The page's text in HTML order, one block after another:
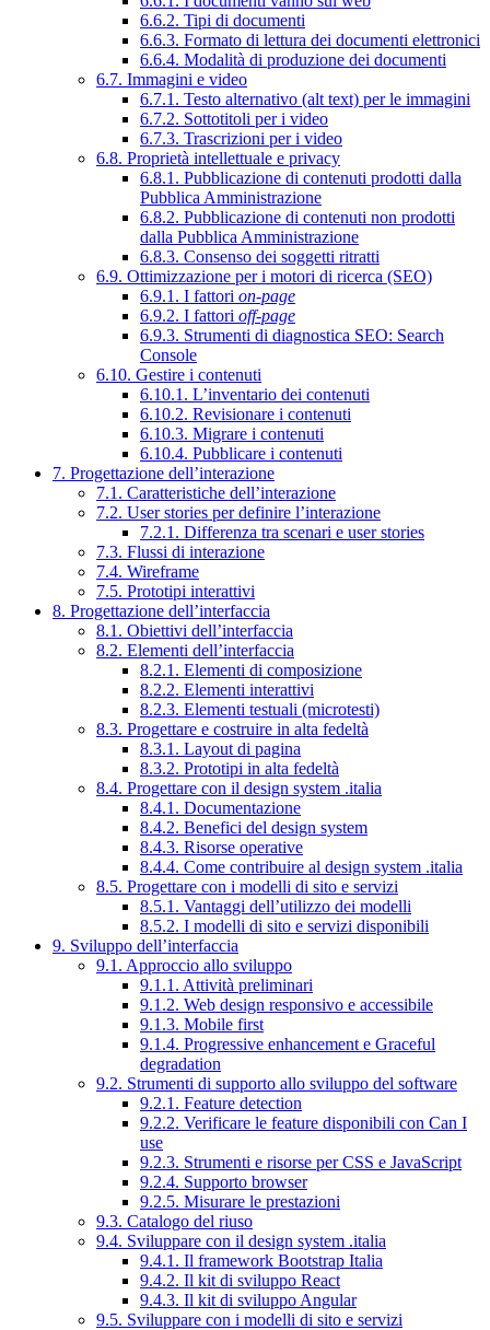
6.6.2. Tipi di documenti
6.6.3. Formato di lettura dei documenti elettronici
6.6.4. Modalità di produzione dei documenti
6.7. Immagini e video
6.7.1. Testo alternativo (alt text) per le immagini
6.7.2. Sottotitoli per i video
6.7.3. Trascrizioni per i video
6.8. Proprietà intellettuale e privacy
6.8.1. Pubblicazione di contenuti prodotti dalla
Pubblica Amministrazione
6.8.2. Pubblicazione di contenuti non prodotti
dalla Pubblica Amministrazione
6.8.3. Consenso dei soggetti ritratti
6.9. Ottimizzazione per i motori di ricerca (SEO)
6.9.1. I fattori on-page
6.9.2. I fattori off-page
6.9.3. Strumenti di diagnostica SEO: Search
Console
6.10. Gestire i contenuti
6.10.1. L’inventario dei contenuti
6.10.2. Revisionare i contenuti
6.10.3. Migrare i contenuti
6.10.4. Pubblicare i contenuti
7. Progettazione dell’interazione
7.1. Caratteristiche dell’interazione
7.2. User stories per definire l’interazione
7.2.1. Differenza tra scenari e user stories
7.3. Flussi di interazione
7.4. Wireframe
7.5. Prototipi interattivi
8. Progettazione dell’interfaccia
8.1. Obiettivi dell’interfaccia
8.2. Elementi dell’interfaccia
8.2.1. Elementi di composizione
8.2.2. Elementi interattivi
8.2.3. Elementi testuali (microtesti)
8.3. Progettare e costruire in alta fedeltà
8.3.1. Layout di pagina
8.3.2. Prototipi in alta fedeltà
8.4. Progettare con il design system .italia
8.4.1. Documentazione
8.4.2. Benefici del design system
8.4.3. Risorse operative
8.4.4. Come contribuire al design system .italia
8.5. Progettare con i modelli di sito e servizi
8.5.1. Vantaggi dell’utilizzo dei modelli
8.5.2. I modelli di sito e servizi disponibili
9. Sviluppo dell’interfaccia
9.1. Approccio allo sviluppo
9.1.1. Attività preliminari
9.1.2. Web design responsivo e accessibile
9.1.3. Mobile first
9.1.4. Progressive enhancement e Graceful
degradation
9.2. Strumenti di supporto allo sviluppo del software
9.2.1. Feature detection
9.2.2. Verificare le feature disponibili con Can I
use
9.2.3. Strumenti e risorse per CSS e JavaScript
9.2.4. Supporto browser
9.2.5. Misurare le prestazioni
9.3. Catalogo del riuso
9.4. Sviluppare con il design system .italia
9.4.1. Il framework Bootstrap Italia
9.4.2. Il kit di sviluppo React
9.4.3. Il kit di sviluppo Angular
9.5. Sviluppare con i modelli di sito e servizi